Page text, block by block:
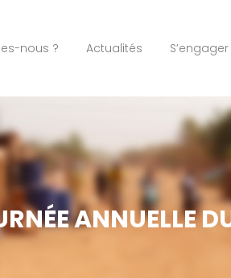
nous ? Actualités S’engager
ANNUELLE